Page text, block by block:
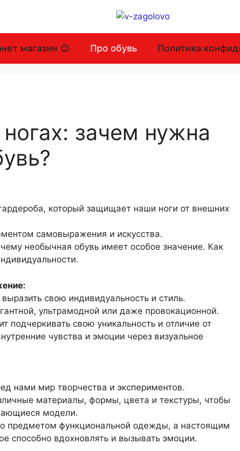
магазин 😊 Про обувь Политика
зачем нужна
который защищает наши ноги от внешних
самовыражения и искусства.
необычная обувь имеет особое значение. Как
свою индивидуальность и стиль.
ультрамодной или даже провокационной.
подчеркивать свою уникальность и отличие от
чувства и эмоции через визуальное
нами мир творчества и экспериментов.
материалы, формы, цвета и текстуры, чтобы
модели.
предметом функциональной одежды, а настоящим
способно вдохновлять и вызывать эмоции.